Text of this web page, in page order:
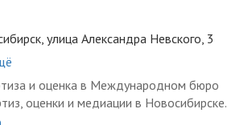
улица Александра Невского, 3
и оценка в Международном бюро
оценки и медиации в Новосибирске.